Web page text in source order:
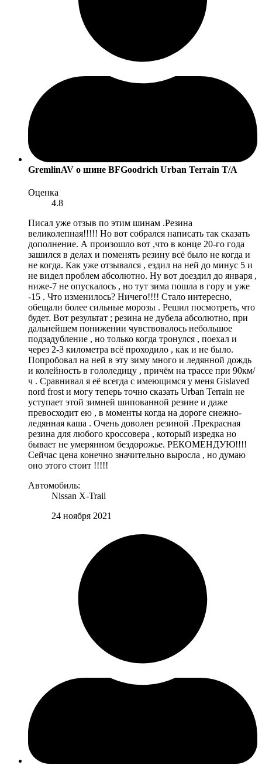
GremlinAV о шине BFGoodrich Urban Terrain T/A
Оценка
4.8
Писал уже отзыв по этим шинам .Резина
великолепная!!!!! Но вот собрался написать так сказать
дополнение. А произошло вот ,что в конце 20-го года
зашился в делах и поменять резину всё было не когда и
не когда. Как уже отзывался , ездил на ней до минус 5 и
не видел проблем абсолютно. Ну вот доездил до января ,
ниже-7 не опускалось , но тут зима пошла в гору и уже
-15 . Что изменилось? Ничего!!!! Стало интересно,
обещали более сильные морозы . Решил посмотреть, что
будет. Вот результат ; резина не дубела абсолютно, при
дальнейшем понижении чувствовалось небольшое
подзадубление , но только когда тронулся , поехал и
через 2-3 километра всё проходило , как и не было.
Попробовал на ней в эту зиму много и ледянной дождь
и колейность в гололедицу , причём на трассе при 90км/
ч . Сравнивал я её всегда с имеющимся у меня Gislaved
nord frost и могу теперь точно сказать Urban Terrain не
уступает этой зимней шипованной резине и даже
превосходит ею , в моменты когда на дороге снежно-
ледянная каша . Очень доволен резиной .Прекрасная
резина для любого кроссовера , который изредка но
бывает не умерянном бездорожье. РЕКОМЕНДУЮ!!!!
Сейчас цена конечно значительно выросла , но думаю
оно этого стоит !!!!!
Автомобиль:
Nissan X-Trail
24 ноября 2021